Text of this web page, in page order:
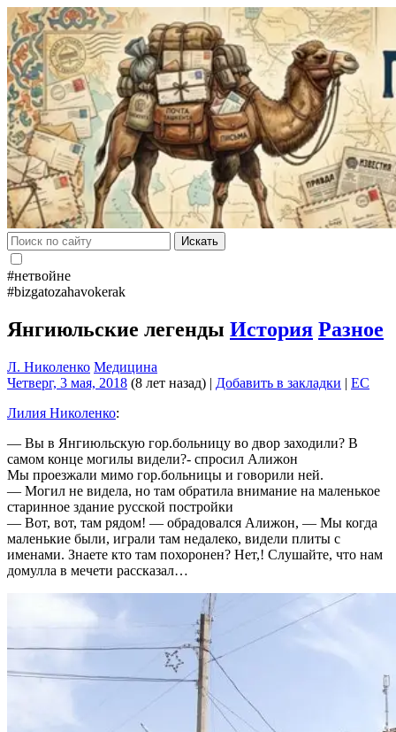
Искать
#нетвойне
#bizgatozahavokerak
Янгиюльские легенды История Разное
Л. Николенко Медицина
Четверг, 3 мая, 2018 (8 лет назад) | Добавить в закладки | EC
Лилия Николенко:
— Вы в Янгиюльскую гор.больницу во двор заходили? В
самом конце могилы видели?- спросил Алижон
Мы проезжали мимо гор.больницы и говорили ней.
— Могил не видела, но там обратила внимание на маленькое
старинное здание русской постройки
— Вот, вот, там рядом! — обрадовался Алижон, — Мы когда
маленькие были, играли там недалеко, видели плиты с
именами. Знаете кто там похоронен? Нет,! Слушайте, что нам
домулла в мечети рассказал…